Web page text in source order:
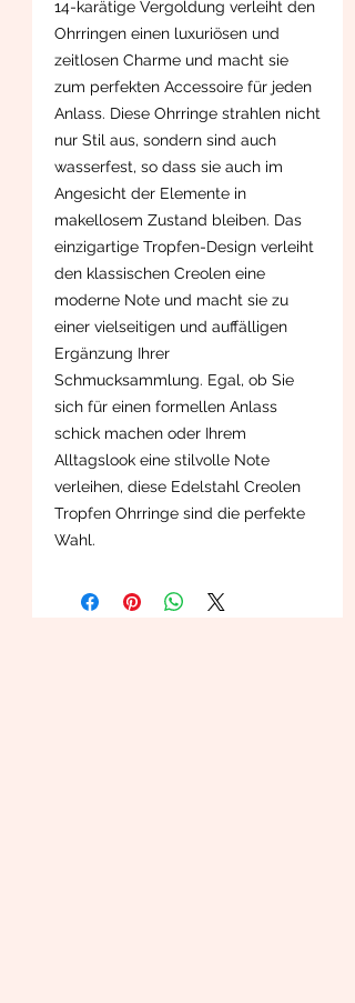
14-karätige Vergoldung verleiht den
Ohrringen einen luxuriösen und
zeitlosen Charme und macht sie
zum perfekten Accessoire für jeden
Anlass. Diese Ohrringe strahlen nicht
nur Stil aus, sondern sind auch
wasserfest, so dass sie auch im
Angesicht der Elemente in
makellosem Zustand bleiben. Das
einzigartige Tropfen-Design verleiht
den klassischen Creolen eine
moderne Note und macht sie zu
einer vielseitigen und auffälligen
Ergänzung Ihrer
Schmucksammlung. Egal, ob Sie
sich für einen formellen Anlass
schick machen oder Ihrem
Alltagslook eine stilvolle Note
verleihen, diese Edelstahl Creolen
Tropfen Ohrringe sind die perfekte
Wahl.